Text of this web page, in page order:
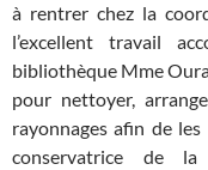
à rentrer chez la
l’excellent travail
bibliothèque Mme
pour nettoyer,
rayonnages afin de
conservatrice de